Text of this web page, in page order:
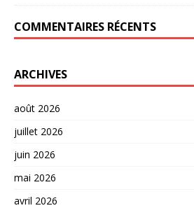
COMMENTAIRES RÉCENTS
ARCHIVES
août 2026
juillet 2026
juin 2026
mai 2026
avril 2026